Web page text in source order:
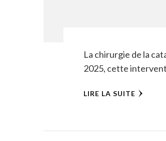
La chirurgie de la
2025, cette
LIRE LA SUITE